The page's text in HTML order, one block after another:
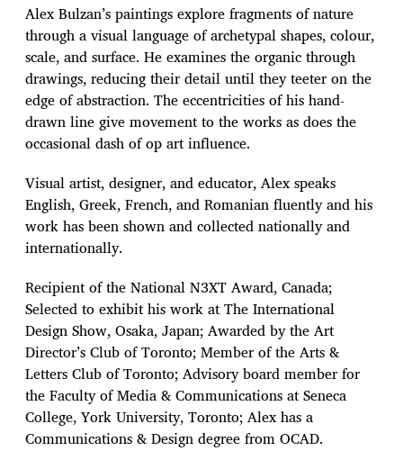
Alex Bulzan’s paintings explore fragments of nature
through a visual language of archetypal shapes, colour,
scale, and surface. He examines the organic through
drawings, reducing their detail until they teeter on the
edge of abstraction. The eccentricities of his hand-
drawn line give movement to the works as does the
occasional dash of op art influence.
Visual artist, designer, and educator, Alex speaks
English, Greek, French, and Romanian fluently and his
work has been shown and collected nationally and
internationally.
Recipient of the National N3XT Award, Canada;
Selected to exhibit his work at The International
Design Show, Osaka, Japan; Awarded by the Art
Director’s Club of Toronto; Member of the Arts &
Letters Club of Toronto; Advisory board member for
the Faculty of Media & Communications at Seneca
College, York University, Toronto; Alex has a
Communications & Design degree from OCAD.